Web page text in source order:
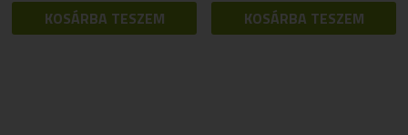
KOSÁRBA TESZEM KOSÁRBA TESZEM